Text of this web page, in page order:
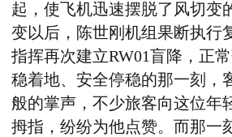
起，使飞机迅速摆脱了风切变
变以后，陈世刚机组果断执行
指挥再次建立RW01盲降，正
稳着地、安全停稳的那一刻，
般的掌声，不少旅客向这位年
拇指，纷纷为他点赞。而那一